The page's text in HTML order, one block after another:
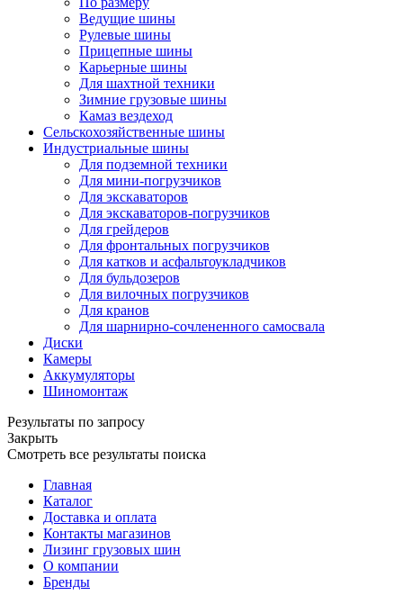
Ведущие шины
Рулевые шины
Прицепные шины
Карьерные шины
Для шахтной техники
Зимние грузовые шины
Камаз вездеход
Сельскохозяйственные шины
Индустриальные шины
Для подземной техники
Для мини-погрузчиков
Для экскаваторов
Для экскаваторов-погрузчиков
Для грейдеров
Для фронтальных погрузчиков
Для катков и асфальтоукладчиков
Для бульдозеров
Для вилочных погрузчиков
Для кранов
Для шарнирно-сочлененного самосвала
Диски
Камеры
Аккумуляторы
Шиномонтаж
Результаты по запросу
Закрыть
Смотреть все результаты поиска
Главная
Каталог
Доставка и оплата
Контакты магазинов
Лизинг грузовых шин
О компании
Бренды